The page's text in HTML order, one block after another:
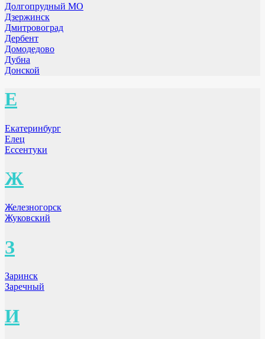
Долгопрудный МО
Дзержинск
Дмитровоград
Дербент
Домодедово
Дубна
Донской
Е
Екатеринбург
Елец
Ессентуки
Ж
Железногорск
Жуковский
З
Заринск
Заречный
И